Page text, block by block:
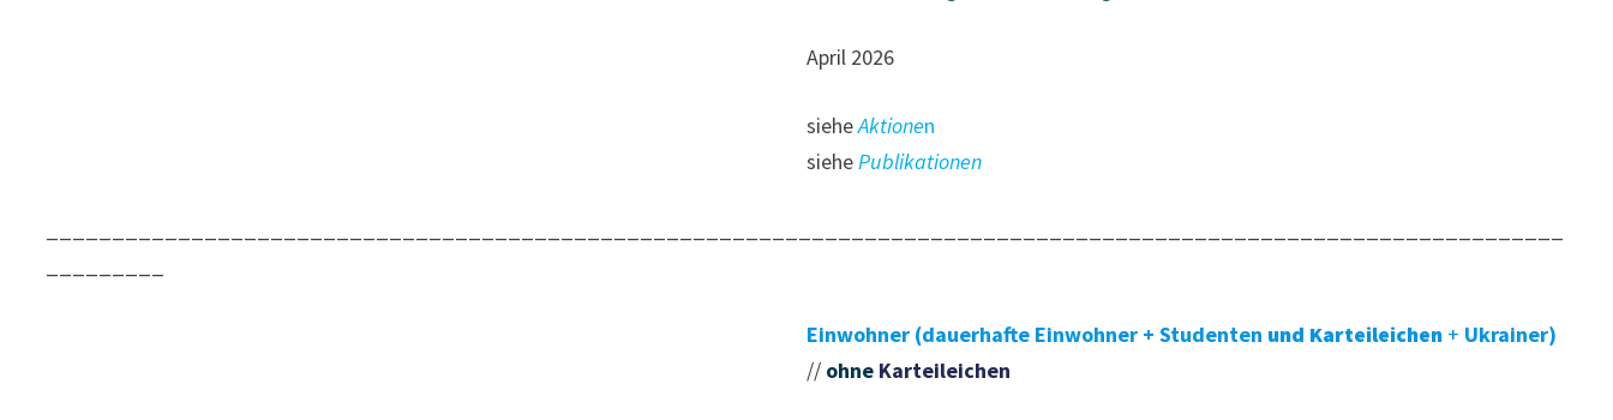
April 2026
sieheAktionen
siehePublikationen
Einwohner (dauerhafte Einwohner + Studenten und Karteileichen + Ukrainer)
// ohne Karteileichen